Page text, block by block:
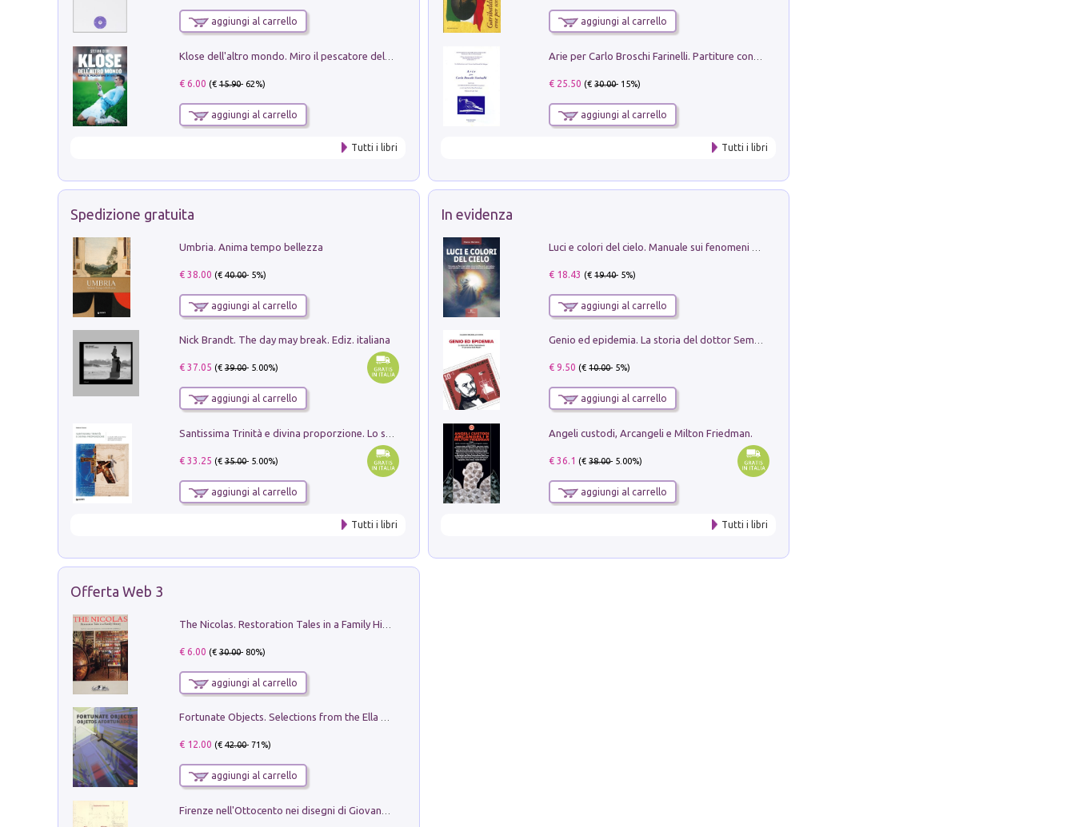
aggiungi al carrello
Klose dell'altro mondo. Miro il pescatore del goal
€ 6.00 (€15.90- 62%)
aggiungi al carrello
Tutti i libri
aggiungi al carrello
€ 25.50 (€30.00- 15%)
aggiungi al carrello
Tutti i libri
Spedizione gratuita
Umbria. Anima tempo bellezza
€ 38.00 (€40.00- 5%)
aggiungi al carrello
Nick Brandt. The day may break. Ediz. italiana
€ 37.05 (€39.00- 5.00%)
aggiungi al carrello
€ 33.25 (€35.00- 5.00%)
aggiungi al carrello
Tutti i libri
In evidenza
€ 18.43 (€19.40- 5%)
aggiungi al carrello
Genio ed epidemia. La storia del dottor Semmelweis, il Salvatore delle Madri
€ 9.50 (€10.00- 5%)
aggiungi al carrello
Angeli custodi, Arcangeli e Milton Friedman.
€ 36.1 (€38.00- 5.00%)
aggiungi al carrello
Tutti i libri
Offerta Web 3
€ 6.00 (€30.00- 80%)
aggiungi al carrello
Fortunate Objects. Selections from the Ella Fontanals-Cisneros Collection. Objetos Afortunados. Selección de la Colección Ella Fontanals-Cisneros
€ 12.00 (€42.00- 71%)
aggiungi al carrello